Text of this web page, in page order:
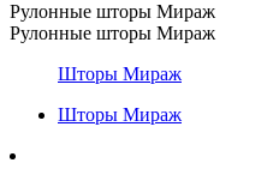
Рулонные шторы Мираж
Рулонные шторы Мираж
Шторы Мираж
Шторы Мираж